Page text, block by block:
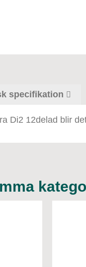
specifikation
Di2 12delad blir